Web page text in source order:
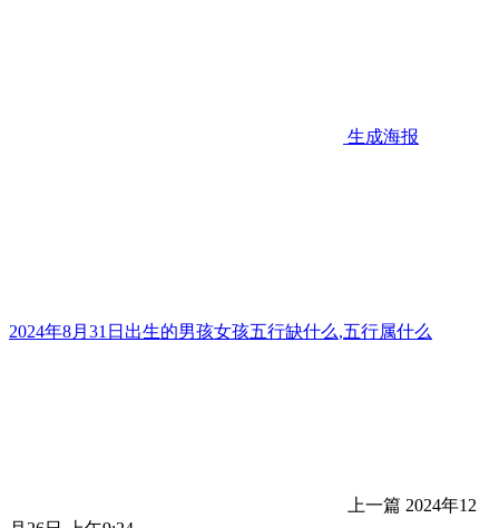
生成海报
2024年8月31日出生的男孩女孩五行缺什么,五行属什么
上一篇 2024年12